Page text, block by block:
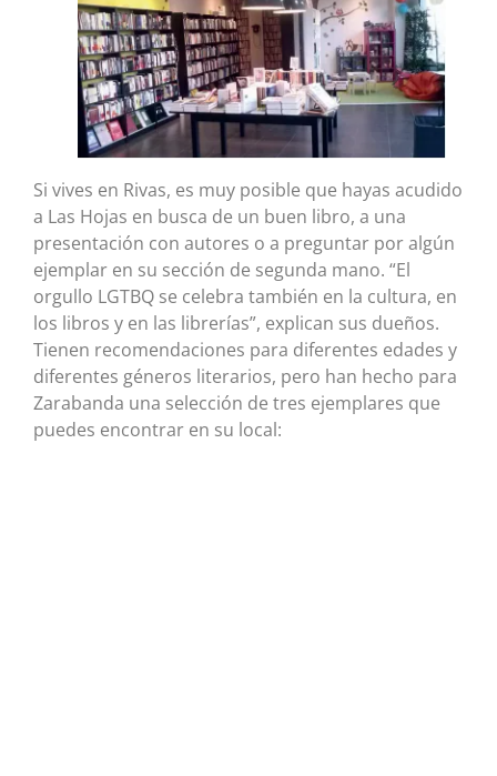
Si vives en Rivas, es muy posible que hayas acudido
a Las Hojas en busca de un buen libro, a una
presentación con autores o a preguntar por algún
ejemplar en su sección de segunda mano. “El
orgullo LGTBQ se celebra también en la cultura, en
los libros y en las librerías”, explican sus dueños.
Tienen recomendaciones para diferentes edades y
diferentes géneros literarios, pero han hecho para
Zarabanda una selección de tres ejemplares que
puedes encontrar en su local: